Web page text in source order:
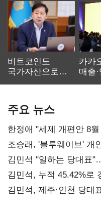
비트코인도
국가자산으로…'
카카
매출
주요 뉴스
한정애 "세제 개편안 8
조승래, '블루웨이브' 개
통감"
김민석 "일하는 당대표
김민석, 누적 45.42%로
0.86%p(2보)
김민석, 제주·인천 당대